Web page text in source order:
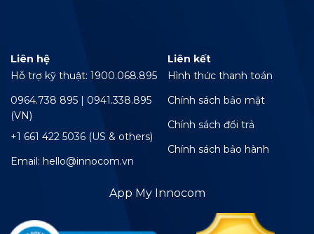
Liên hệ
Hỗ trợ kỹ thuật: 1900.068.895
0964.738 895 | 0941.338.895
(VN)
+1 661 422 5036 (US & others)
Email: hello@innocom.vn
Liên kết
Hình thức thanh toán
Chính sách bảo mật
Chính sách đổi trả
Chính sách bảo hành
App My Innocom